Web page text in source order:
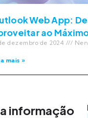
Web App:
ao
dezembro de 2024
mais »
informação